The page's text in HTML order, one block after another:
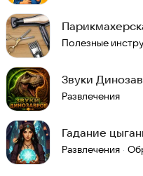
Полезные
Звуки
Развлечения
Гадание
Развлечения ·